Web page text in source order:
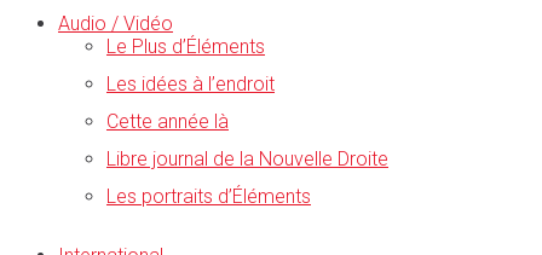
Audio / Vidéo
Le Plus d’Éléments
Les idées à l’endroit
Cette année là
Libre journal de la Nouvelle Droite
Les portraits d’Éléments